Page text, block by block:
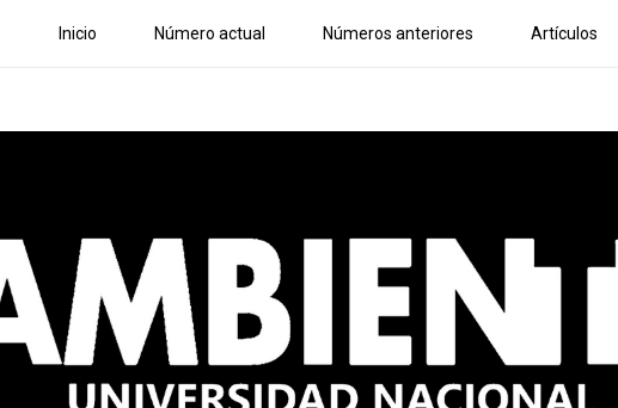
Inicio Número actual Números anteriores Artículos